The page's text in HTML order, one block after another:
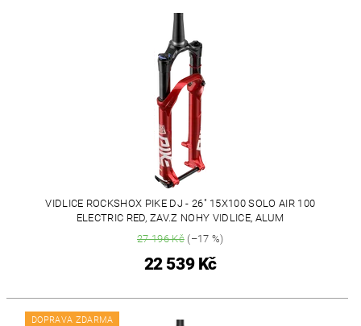
VIDLICE ROCKSHOX PIKE DJ - 26" 15X100 SOLO AIR 100
ELECTRIC RED, ZAV.Z NOHY VIDLICE, ALUM
27 196 Kč(–17 %)
22 539 Kč
DOPRAVA ZDARMA